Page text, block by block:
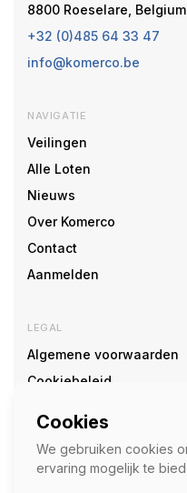
8800 Roeselare, Belgium
+32 (0)485 64 33 47
info@komerco.be
NAVIGATIE
Veilingen
Alle Loten
Nieuws
Over Komerco
Contact
Aanmelden
LEGAL
Algemene voorwaarden
Cookiebeleid
SOCIAL